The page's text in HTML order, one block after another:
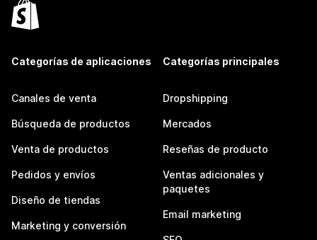
Categorías de aplicaciones
Canales de venta
Búsqueda de productos
Venta de productos
Pedidos y envíos
Diseño de tiendas
Marketing y conversión
Categorías principales
Dropshipping
Mercados
Reseñas de producto
Ventas adicionales y
paquetes
Email marketing